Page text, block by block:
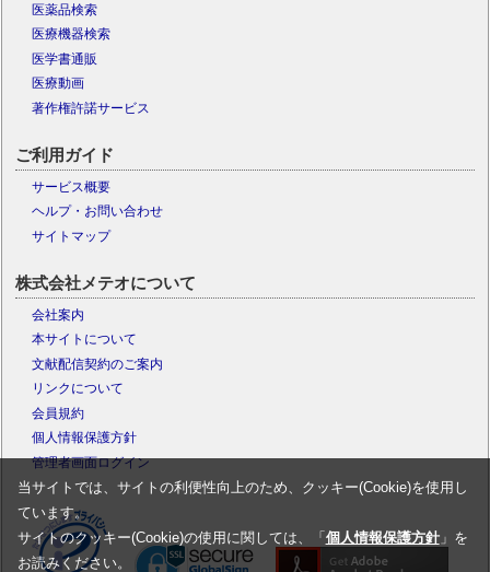
医薬品検索
医療機器検索
医学書通販
医療動画
著作権許諾サービス
ご利用ガイド
サービス概要
ヘルプ・お問い合わせ
サイトマップ
株式会社メテオについて
会社案内
本サイトについて
文献配信契約のご案内
リンクについて
会員規約
個人情報保護方針
管理者画面ログイン
当サイトでは、サイトの利便性向上のため、クッキー(Cookie)を使用し
ています。
サイトのクッキー(Cookie)の使用に関しては、「 個人情報保護方針」を
お読みください。